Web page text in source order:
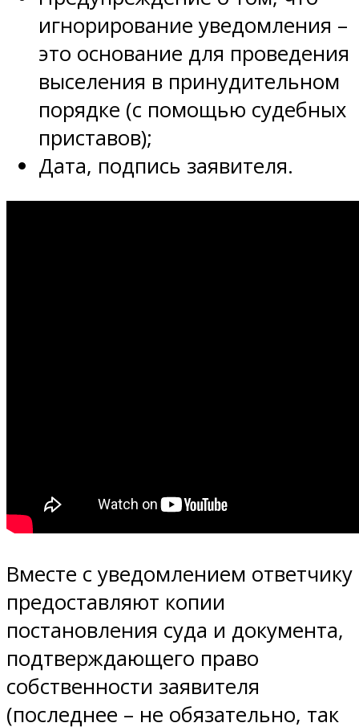
игнорирование уведомления –
это основание для проведения
выселения в принудительном
порядке (с помощью судебных
приставов);
Дата, подпись заявителя.
Вместе с уведомлением ответчику
предоставляют копии
постановления суда и документа,
подтверждающего право
собственности заявителя
(последнее – не обязательно, так